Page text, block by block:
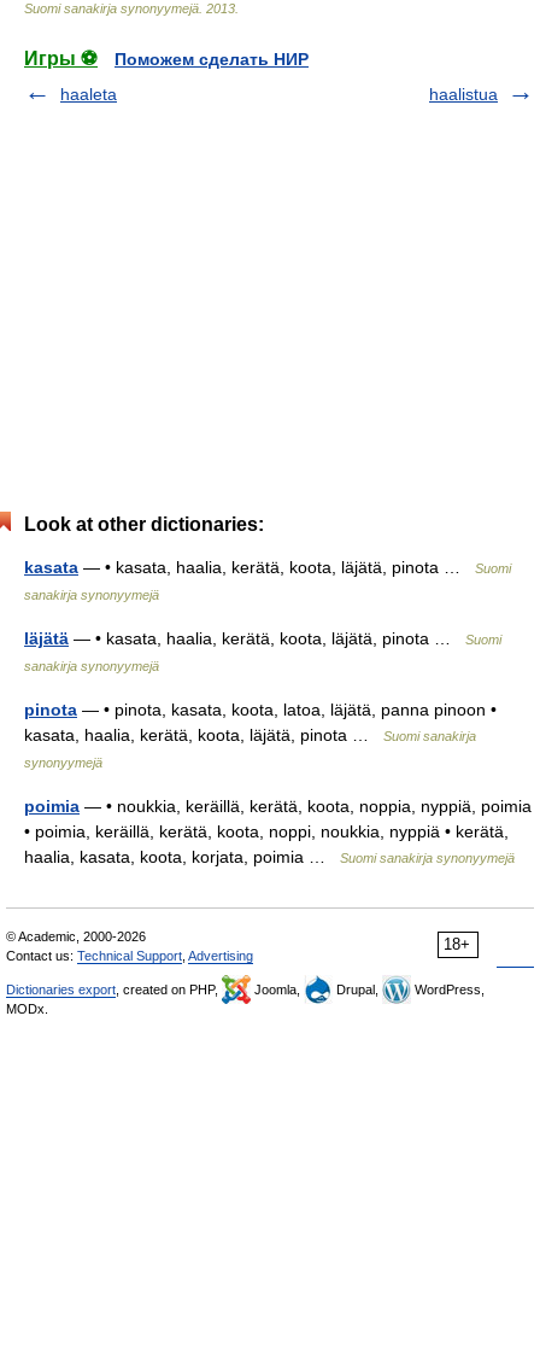
Suomi sanakirja synonyymejä 2013
Игры ⚽
Поможем сделать НИР
haaleta
haalistua
Look at other dictionaries:
kasata — • kasata, haalia, kerätä, koota, läjätä, pinota …
Suomi
sanakirja synonyymejä
läjätä — • kasata, haalia, kerätä, koota, läjätä, pinota …
Suomi
sanakirja synonyymejä
pinota — • pinota, kasata, koota, latoa, läjätä, panna pinoon •
kasata, haalia, kerätä, koota, läjätä, pinota …
Suomi sanakirja
synonyymejä
poimia — • noukkia, keräillä, kerätä, koota, noppia, nyppiä, poimia
• poimia, keräillä, kerätä, koota, noppi, noukkia, nyppiä • kerätä,
haalia, kasata, koota, korjata, poimia …
Suomi sanakirja synonyymejä
18+
© Academic, 2000-2026
Contact us: Technical Support Advertising
Dictionaries export , created on PHP, Joomla, Drupal,
WordPress,
MODx.